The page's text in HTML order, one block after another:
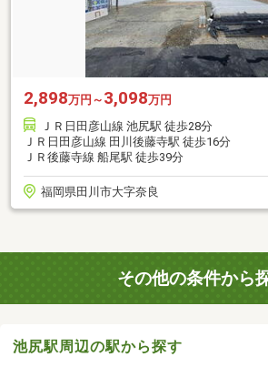
2,898万円～ 3,098万円
ＪＲ日田彦山線 池尻駅 徒歩28分
ＪＲ日田彦山線 田川後藤寺駅 徒歩16分
ＪＲ後藤寺線 船尾駅 徒歩39分
福岡県田川市大字奈良
その他の条件から
池尻駅周辺の駅から探す